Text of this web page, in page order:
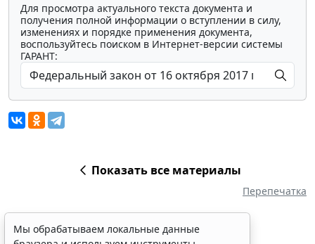
Для просмотра актуального текста документа и
получения полной информации о вступлении в силу,
изменениях и порядке применения документа,
воспользуйтесь поиском в Интернет-версии системы
ГАРАНТ:
Показать все материалы
Перепечатка
Мы обрабатываем локальные данные